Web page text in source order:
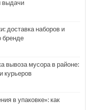
выдачи
доставка наборов и
бренде
вывоза мусора в районе:
курьеров
в упаковке»: как